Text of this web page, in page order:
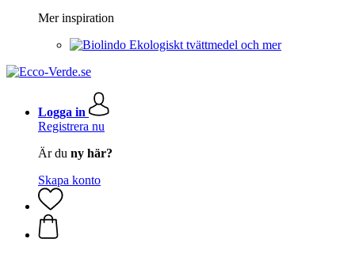
Mer inspiration
Ekologiskt tvättmedel och mer
Logga in
Registrera nu
Är du ny här?
Skapa konto